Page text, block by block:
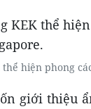
hiện phong
giới thiệu